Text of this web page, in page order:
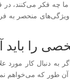
ما چه فکر می‌کنند،
منحصر به فرد
را باید
دنبال کار مورد
طور که می‌خواهم